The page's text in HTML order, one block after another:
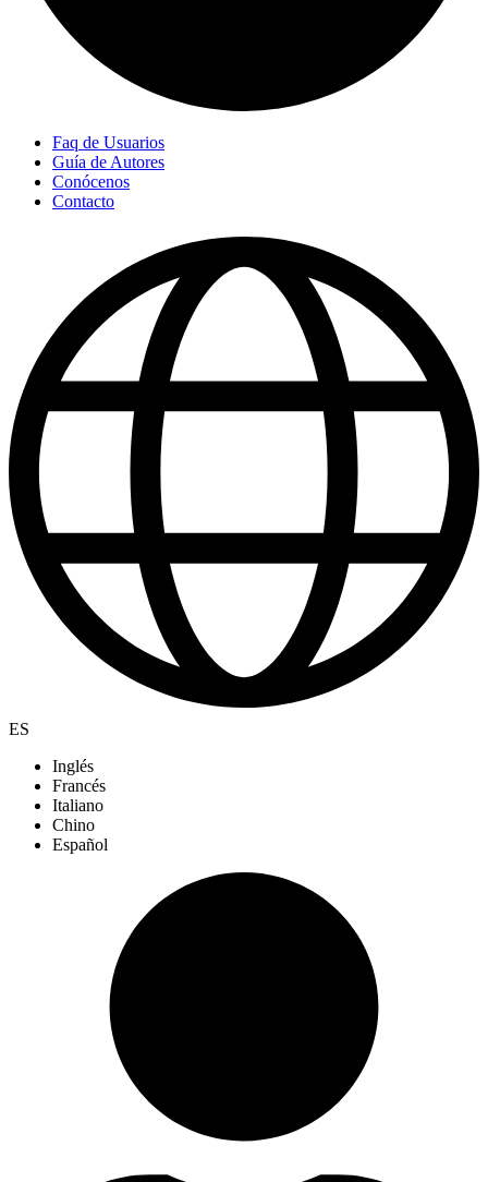
Faq de Usuarios
Guía de Autores
Conócenos
Contacto
ES
Inglés
Francés
Italiano
Chino
Español